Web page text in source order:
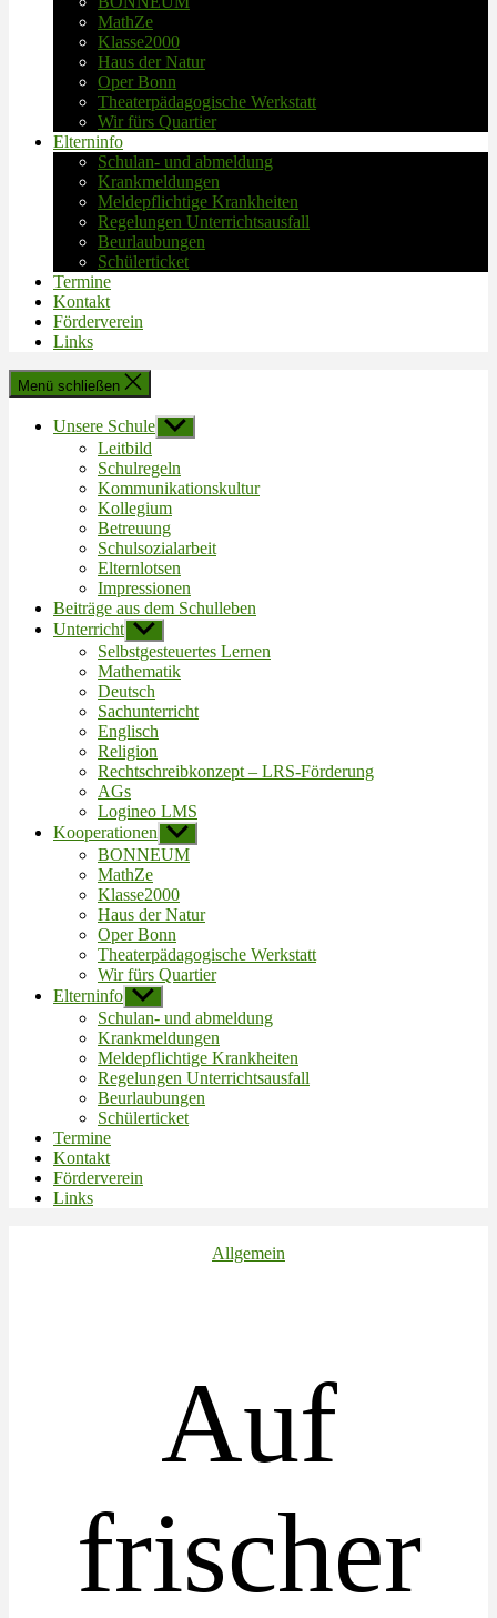
MathZe
Klasse2000
Haus der Natur
Oper Bonn
Theaterpädagogische Werkstatt
Wir fürs Quartier
Elterninfo
Schulan- und abmeldung
Krankmeldungen
Meldepflichtige Krankheiten
Regelungen Unterrichtsausfall
Beurlaubungen
Schülerticket
Termine
Kontakt
Förderverein
Links
Menü schließen
Unsere Schule Untermenü
anzeigen
Leitbild
Schulregeln
Kommunikationskultur
Kollegium
Betreuung
Schulsozialarbeit
Elternlotsen
Impressionen
Beiträge aus dem Schulleben
Unterricht Untermenü
anzeigen
Selbstgesteuertes Lernen
Mathematik
Deutsch
Sachunterricht
Englisch
Religion
Rechtschreibkonzept – LRS-Förderung
AGs
Logineo LMS
Kooperationen Untermenü
anzeigen
BONNEUM
MathZe
Klasse2000
Haus der Natur
Oper Bonn
Theaterpädagogische Werkstatt
Wir fürs Quartier
Elterninfo Untermenü
anzeigen
Schulan- und abmeldung
Krankmeldungen
Meldepflichtige Krankheiten
Regelungen Unterrichtsausfall
Beurlaubungen
Schülerticket
Termine
Kontakt
Förderverein
Links
Kategorien
Allgemein
Auf
frischer